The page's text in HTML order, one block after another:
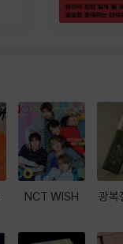
NCT WISH 광복